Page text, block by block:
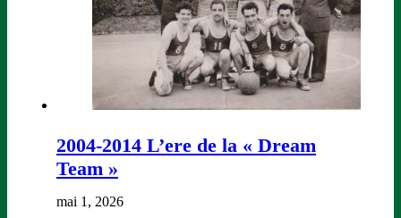
2004-2014 L’ere de la « Dream
Team »
mai 1, 2026